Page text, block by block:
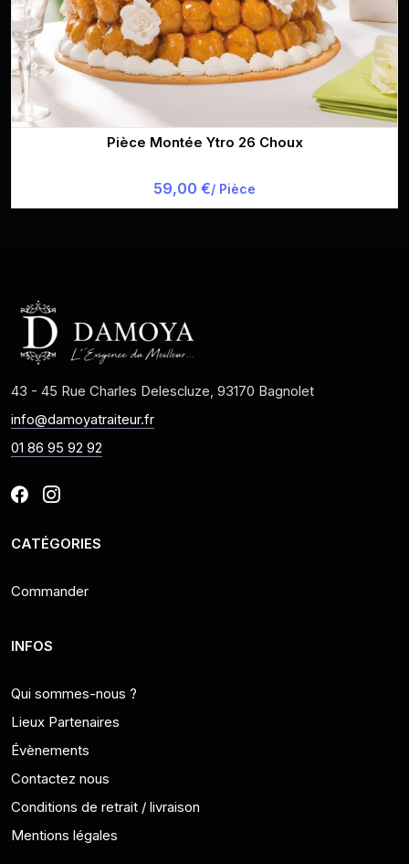
Pièce Montée Ytro 26 Choux
59,00 €/ Pièce
43 - 45 Rue Charles Delescluze, 93170 Bagnolet
info@damoyatraiteur.fr
01 86 95 92 92
CATÉGORIES
Commander
INFOS
Qui sommes-nous ?
Lieux Partenaires
Évènements
Contactez nous
Conditions de retrait / livraison
Mentions légales